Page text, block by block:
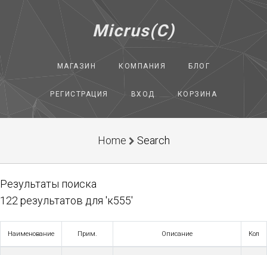
Micrus(C)
МАГАЗИН КОМПАНИЯ БЛОГ
РЕГИСТРАЦИЯ ВХОД КОРЗИНА
Home Search
Результаты поиска
122 результатов для 'к555'
Наименование Прим. Описание Кол